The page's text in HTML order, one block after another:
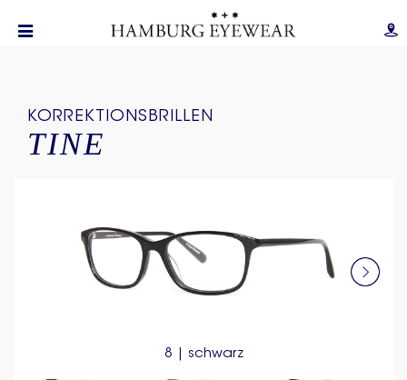
KORREKTIONSBRILLEN
TINE
8 | schwarz